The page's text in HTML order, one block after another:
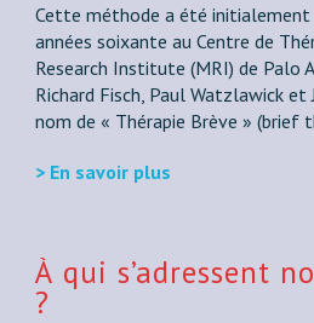
Cette méthode a été initialement
années soixante au Centre de
Research Institute (MRI) de Palo
Richard Fisch, Paul Watzlawick et
nom de « Thérapie Brève » (brief
> En savoir plus
À qui s’adressent
?